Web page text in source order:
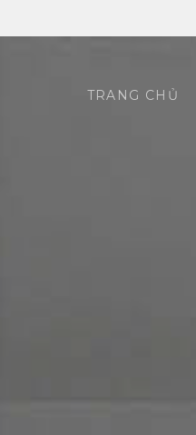
TRANG CHỦ